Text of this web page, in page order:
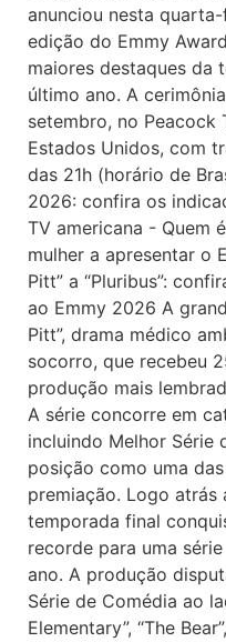
anunciou nesta
edição do Emmy
maiores destaques da
último ano. A
setembro, no Peacock
Estados Unidos, com
das 21h (horário de
2026: confira os
TV americana - Quem
mulher a apresentar o
Pitt” a “Pluribus”:
ao Emmy 2026 A
Pitt”, drama médico
socorro, que recebeu
produção mais
A série concorre em
incluindo Melhor Série
posição como uma
premiação. Logo atrás
temporada final
recorde para uma
ano. A produção
Série de Comédia ao
Elementary”, “The